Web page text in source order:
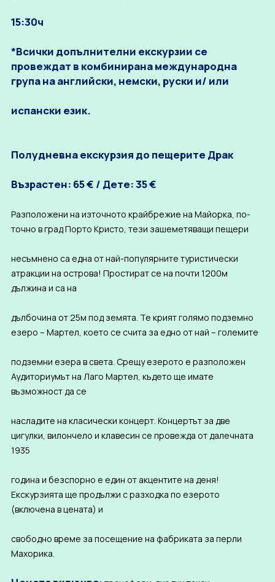
15:30ч
*Всички допълнителни екскурзии се
провеждат в комбинирана международна
група на английски, немски, руски и/ или
испански език.
Полудневна екскурзия до пещерите Драк
Възрастен: 65 € / Дете: 35 €
Разположени на източното крайбрежие на Майорка, по-
точно в град Порто Кристо, тези зашеметяващи пещери
несъмнено са една от най-популярните туристически
атракции на острова! Простират се на почти 1200м
дължина и са на
дълбочина от 25м под земята. Те крият голямо подземно
езеро – Мартел, което се счита за едно от най – големите
подземни езера в света. Срещу езерото е разположен
Аудиториумът на Лаго Мартел, където ще имате
възможност да се
насладите на класически концерт. Концертът за две
цигулки, вилончело и клавесин се провежда от далечната
1935
година и безспорно е един от акцентите на деня!
Екскурзията ще продължи с разходка по езерото
(включена в цената) и
свободно време за посещение на фабриката за перли
Махорика.